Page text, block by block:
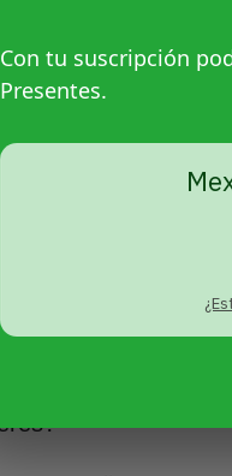
Con tu suscripción
Presentes.